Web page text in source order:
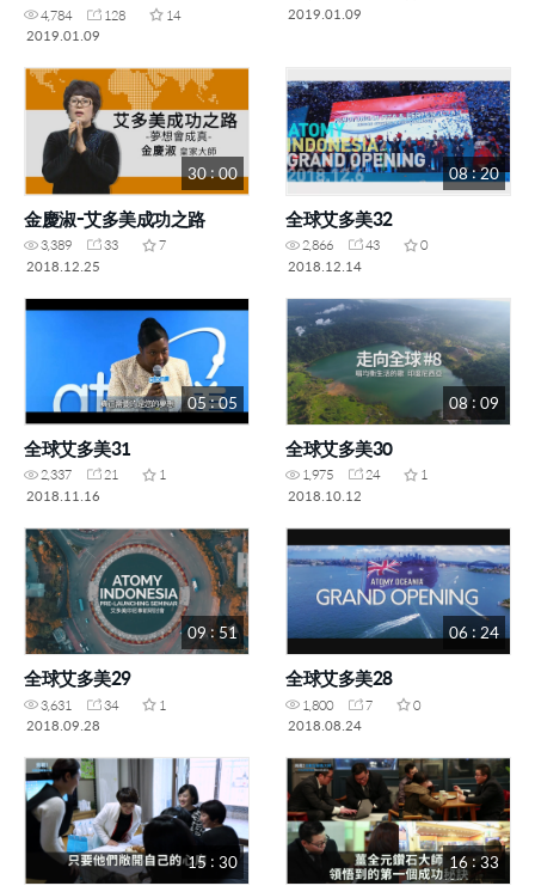
4,784 128
14
2019.01.09
2019.01.09
30 : 00
金慶淑-艾多美成功之路
3,389 33
7
2018.12.25
08 : 20
全球艾多美32
2,866 43
0
2018.12.14
05 : 05
全球艾多美31
2,337 21
1
2018.11.16
08 : 09
全球艾多美30
1,975 24
1
2018.10.12
09 : 51
全球艾多美29
3,631 34
1
2018.09.28
06 : 24
全球艾多美28
1,800 7
0
2018.08.24
15 : 30 16 : 33